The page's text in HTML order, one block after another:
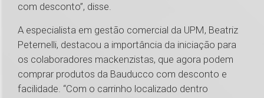
com desconto”, disse.
A especialista em gestão comercial da UPM, Beatriz
Peternelli, destacou a importância da iniciação para
os colaboradores mackenzistas, que agora podem
comprar produtos da Bauducco com desconto e
facilidade. “Com o carrinho localizado dentro